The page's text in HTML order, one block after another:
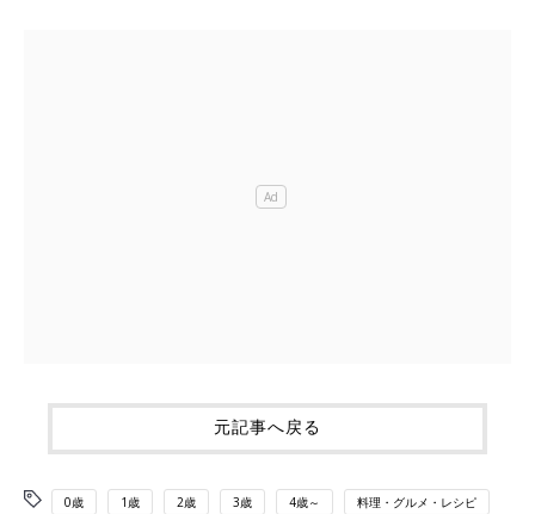
元記事へ戻る
0歳 1歳 2歳 3歳 4歳～ 料理・グルメ・レシピ